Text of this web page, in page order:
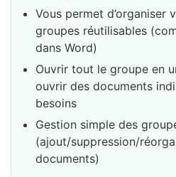
Vous permet d’organiser
groupes réutilisables
dans Word)
Ouvrir tout le groupe en
ouvrir des documents
besoins
Gestion simple des
(ajout/suppression/
documents)